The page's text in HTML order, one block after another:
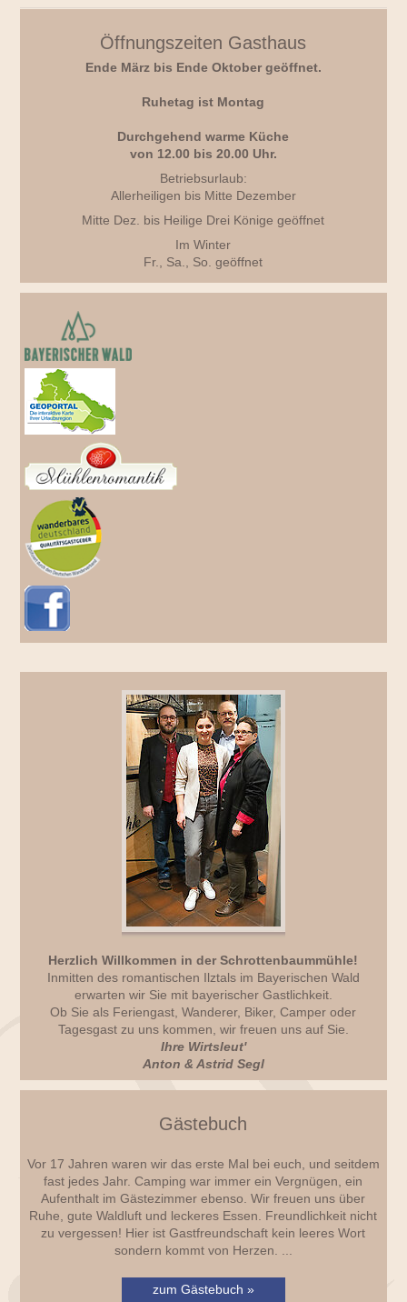
Öffnungszeiten Gasthaus
Ende März bis Ende Oktober geöffnet.
Ruhetag ist Montag
Durchgehend warme Küche
von 12.00 bis 20.00 Uhr.
Betriebsurlaub:
Allerheiligen bis Mitte Dezember
Mitte Dez. bis Heilige Drei Könige geöffnet
Im Winter
Fr., Sa., So. geöffnet
Herzlich Willkommen in der Schrottenbaummühle!
Inmitten des romantischen Ilztals im Bayerischen Wald
erwarten wir Sie mit bayerischer Gastlichkeit.
Ob Sie als Feriengast, Wanderer, Biker, Camper oder
Tagesgast zu uns kommen, wir freuen uns auf Sie.
Ihre Wirtsleut'
Anton & Astrid Segl
Gästebuch
Vor 17 Jahren waren wir das erste Mal bei euch, und seitdem
fast jedes Jahr. Camping war immer ein Vergnügen, ein
Aufenthalt im Gästezimmer ebenso. Wir freuen uns über
Ruhe, gute Waldluft und leckeres Essen. Freundlichkeit nicht
zu vergessen! Hier ist Gastfreundschaft kein leeres Wort
sondern kommt von Herzen. ...
zum Gästebuch »